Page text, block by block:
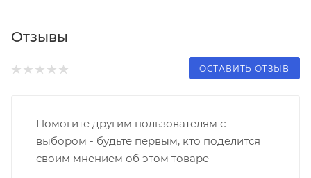
Отзывы
ОСТАВИТЬ ОТЗЫВ
Помогите другим пользователям с
выбором - будьте первым, кто поделится
своим мнением об этом товаре